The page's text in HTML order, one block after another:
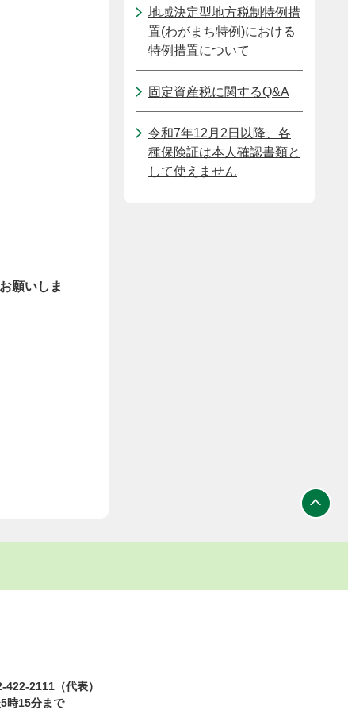
願いしま
地域決定型地方税制特例措
置(わがまち特例)における
特例措置について
固定資産税に関するQ&A
令和7年12月2日以降、各
種保険証は本人確認書類と
して使えません
422-2111（代表）
時15分まで